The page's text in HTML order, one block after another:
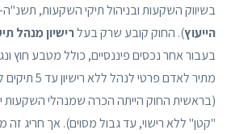
בשיווק השקעות ובניהול תיקי השקעות, תשנ"ה-1995 (להלן:
הייעוץ). החוק קובע שרק בעלרישיון מנהל
בעבור אחר נכסים פיננסיים, כולל מטבע חוץ
מתיר לאדם פרטי לנהל
(בראשית החוק הייתה הכרה שמנהלי השקעות
"קטן" ללא רישוי, עד גבול מסוים). אך חריג זה